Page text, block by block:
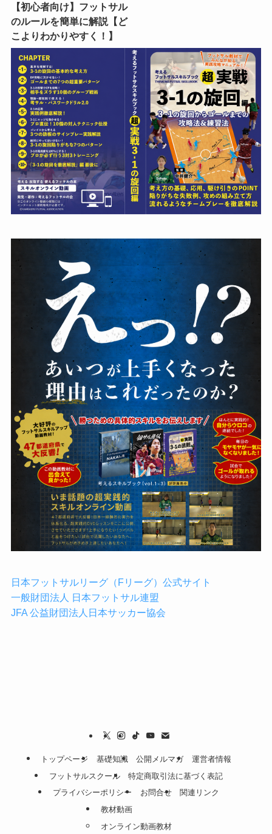
【初心者向け】フットサル
のルールを簡単に解説【ど
こよりわかりやすく！】
日本フットサルリーグ（Fリーグ）公式サイト
一般財団法人 日本フットサル連盟
JFA 公益財団法人日本サッカー協会
トップページ 基礎知識 公開メルマガ
運営者情報
フットサルスクール
特定商取引法に基づく表記
プライバシーポリシー
お問合せ
関連リンク
教材動画
オンライン動画教材